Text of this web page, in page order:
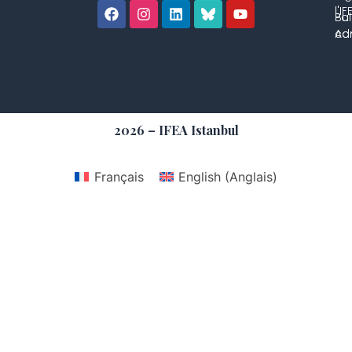
2026 – IFEA Istanbul
Français English(Anglais)